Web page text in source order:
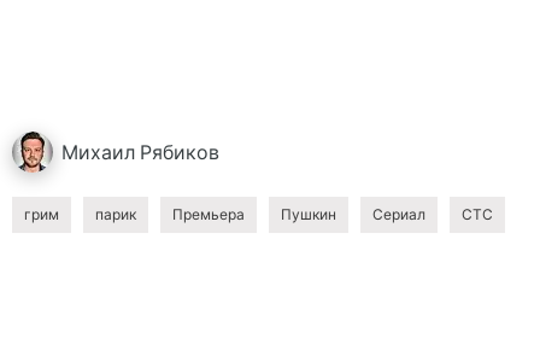
Михаил Рябиков
грим парик Премьера Пушкин Сериал СТС